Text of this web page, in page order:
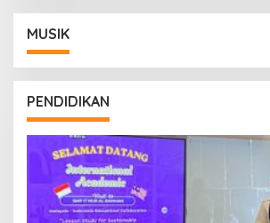
MUSIK
PENDIDIKAN